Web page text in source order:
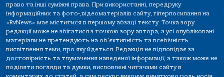
право та інші суміжні права. При використанні, передруку
інформаційних та фото-,відеоматеріалів сайту, гіперпосилання на
«RvNews» має міститися в першому абзаці тексту. Точка зору
редакції може не збігатися з точкою зору автора, а усі опубліковані
матеріали не претендують на об'єктивність та всебічність
висвітлення теми, про яку йдеться. Редакція не відповідає за
достовірність та тлумачення наведеної інформації, а також може не
поділяти погляди та думки, висловлені читачами сайту в